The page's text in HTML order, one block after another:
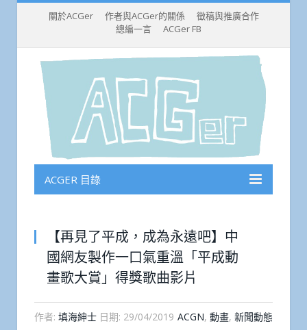
關於ACGer 作者與ACGer的關係
徵稿與推廣合作
總編一言
ACGer FB
ACGER 目錄
【再見了平成，成為永遠吧】中
國網友製作一口氣重溫「平成動
畫歌大賞」得獎歌曲影片
作者: 填海紳士 日期: 29/04/2019 ACGN, 動畫, 新聞動態